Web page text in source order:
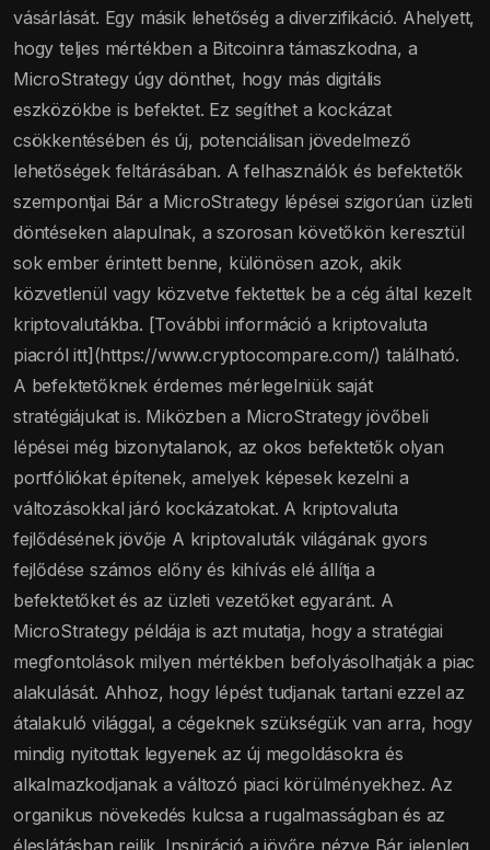
vásárlását. Egy másik lehetőség a diverzifikáció. Ahelyett,
hogy teljes mértékben a Bitcoinra támaszkodna, a
MicroStrategy úgy dönthet, hogy más digitális
eszközökbe is befektet. Ez segíthet a kockázat
csökkentésében és új, potenciálisan jövedelmező
lehetőségek feltárásában. A felhasználók és befektetők
szempontjai Bár a MicroStrategy lépései szigorúan üzleti
döntéseken alapulnak, a szorosan követőkön keresztül
sok ember érintett benne, különösen azok, akik
közvetlenül vagy közvetve fektettek be a cég által kezelt
kriptovalutákba. [További információ a kriptovaluta
piacról itt](https://www.cryptocompare.com/) található.
A befektetőknek érdemes mérlegelniük saját
stratégiájukat is. Miközben a MicroStrategy jövőbeli
lépései még bizonytalanok, az okos befektetők olyan
portfóliókat építenek, amelyek képesek kezelni a
változásokkal járó kockázatokat. A kriptovaluta
fejlődésének jövője A kriptovaluták világának gyors
fejlődése számos előny és kihívás elé állítja a
befektetőket és az üzleti vezetőket egyaránt. A
MicroStrategy példája is azt mutatja, hogy a stratégiai
megfontolások milyen mértékben befolyásolhatják a piac
alakulását. Ahhoz, hogy lépést tudjanak tartani ezzel az
átalakuló világgal, a cégeknek szükségük van arra, hogy
mindig nyitottak legyenek az új megoldásokra és
alkalmazkodjanak a változó piaci körülményekhez. Az
organikus növekedés kulcsa a rugalmasságban és az